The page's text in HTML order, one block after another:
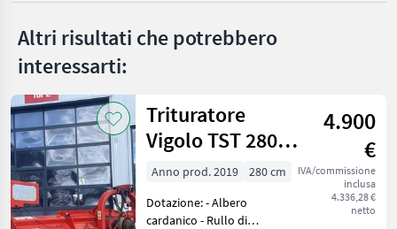
Ino
Mostra
tutti
33
MARKETPLACE
Marketplace
Offerte dei
rivenditori
Annunci
Altri risultati che potrebbero
interessarti:
Trituratore
Vigolo TST 280
MAX
4.900
€
IVA/commissione
inclusa
4.336,28 €
netto
Anno prod. 2019
280 cm
Dotazione: - Albero
cardanico - Rullo di